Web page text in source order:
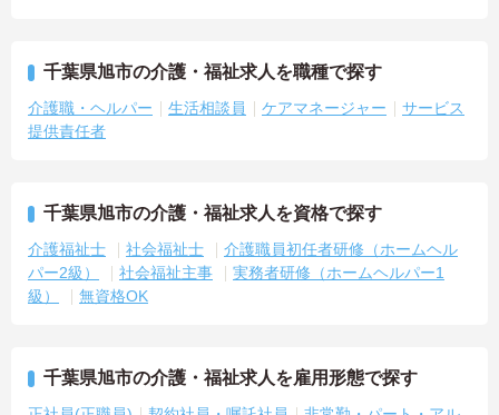
千葉県旭市の介護・福祉求人を職種で探す
介護職・ヘルパー 生活相談員 ケアマネージャー
サービス
提供責任者
千葉県旭市の介護・福祉求人を資格で探す
介護福祉士 社会福祉士
介護職員初任者研修（ホームヘル
パー2級）
社会福祉主事
実務者研修（ホームヘルパー1
級）
無資格OK
千葉県旭市の介護・福祉求人を雇用形態で探す